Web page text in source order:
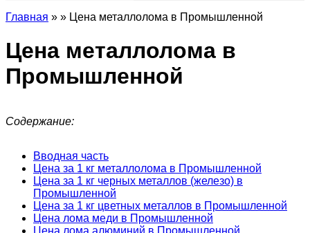
Главная » » Цена металлолома в Промышленной
Цена металлолома в
Промышленной
Содержание:
Вводная часть
Цена за 1 кг металлолома в Промышленной
Цена за 1 кг черных металлов (железо) в
Промышленной
Цена за 1 кг цветных металлов в Промышленной
Цена лома меди в Промышленной
Цена лома алюминий в Промышленной